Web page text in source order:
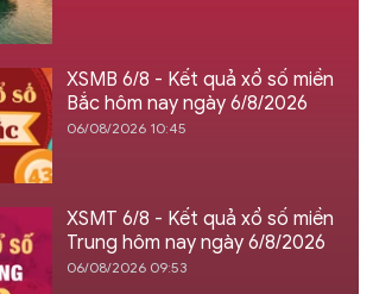
XSMB 6/8 - Kết quả xổ số miền
Bắc hôm nay ngày 6/8/2026
06/08/2026 10:45
XSMT 6/8 - Kết quả xổ số miền
Trung hôm nay ngày 6/8/2026
06/08/2026 09:53